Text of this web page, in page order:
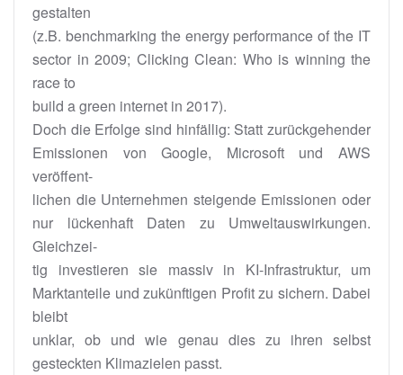
gestalten
(z.B. benchmarking the energy performance of the IT
sector in 2009; Clicking Clean: Who is winning the
race to
build a green internet in 2017).
Doch die Erfolge sind hinfällig: Statt zurückgehender
Emissionen von Google, Microsoft und AWS
veröffent-
lichen die Unternehmen steigende Emissionen oder
nur lückenhaft Daten zu Umweltauswirkungen.
Gleichzei-
tig investieren sie massiv in KI-Infrastruktur, um
Marktanteile und zukünftigen Profit zu sichern. Dabei
bleibt
unklar, ob und wie genau dies zu ihren selbst
gesteckten Klimazielen passt.